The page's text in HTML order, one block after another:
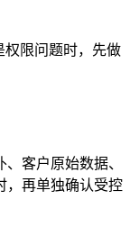
权限问题时，先做
客户原始数据、
，再单独确认受控